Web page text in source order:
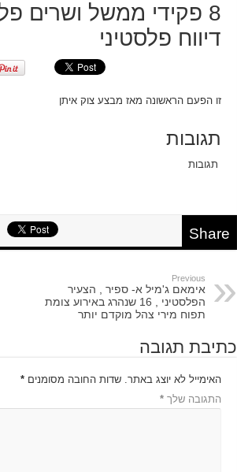
8 פקידי ממשל ושרים
דיווח פלסטיני
זו הפעם הראשונה מאז מבצע צוק איתן
תגובות
תגובות
Share
Previous
אימאם ג'מיל א- ספיר , הצעיר
הפלסטיני , 16 שנהרג באירוע צומת
תפוח מירי צהל מוקדם יותר
כתיבת תגובה
האימייל לא יוצג באתר. שדות החובה מסומנים*
התגובה שלך*